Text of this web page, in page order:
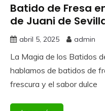
Batido de Fresa
de Juani de
abril 5, 2025 admin
La Magia de los Batidos
hablamos de batidos de
frescura y el sabor dulce